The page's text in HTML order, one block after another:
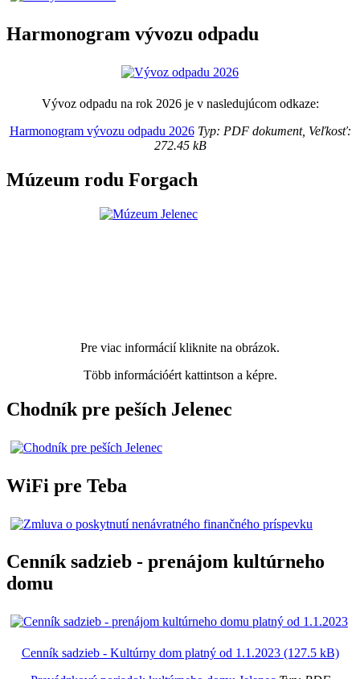
Harmonogram vývozu odpadu
Vývoz odpadu na rok 2026 je v nasledujúcom odkaze:
Harmonogram vývozu odpadu 2026Typ: PDF dokument, Veľkosť:
272.45 kB
Múzeum rodu Forgach
Pre viac informácií kliknite na obrázok.
Több információért kattintson a képre.
Chodník pre peších Jelenec
WiFi pre Teba
Cenník sadzieb - prenájom kultúrneho
domu
Cenník sadzieb - Kultúrny dom platný od 1.1.2023 (127.5 kB)